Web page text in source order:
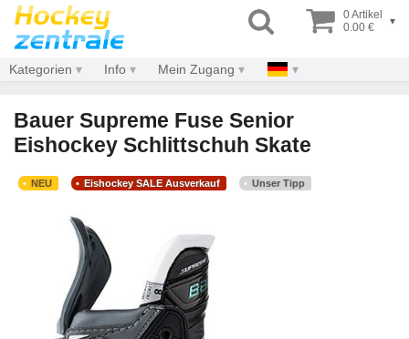
0 Artikel
0.00 €
▾
Kategorien Info Mein Zugang
Bauer Supreme Fuse Senior
Eishockey Schlittschuh Skate
NEU Eishockey SALE Ausverkauf Unser Tipp